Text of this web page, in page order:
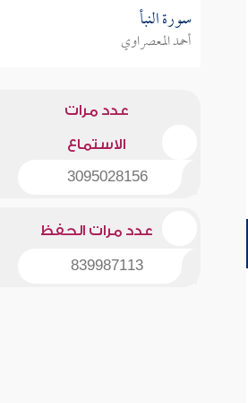
سورة النبأ
أحمد المعصراوي
عدد مرات
الاستماع
3095028156
عدد مرات الحفظ
839987113